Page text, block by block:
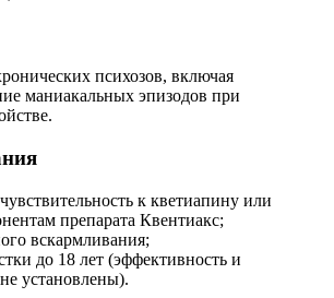
психозов, включая
маниакальных эпизодов при
к кветиапину или
препарата Квентиакс;
вскармливания;
до 18 лет (эффективность и
установлены).